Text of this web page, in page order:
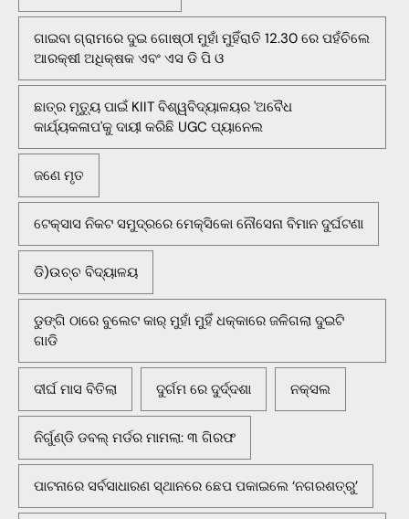
ଗାଇବା ଗ୍ରାମରେ ଦୁଇ ଗୋଷ୍ଠୀ ମୁହାଁ ମୁହିଁରାତି 12.30 ରେ ପହଁଚିଲେ
ଆରକ୍ଷୀ ଅଧିକ୍ଷକ ଏବଂ ଏସ ଡି ପି ଓ
ଛାତ୍ର ମୃତ୍ୟୁ ପାଇଁ KIIT ବିଶ୍ୱବିଦ୍ୟାଳୟର 'ଅବୈଧ
କାର୍ଯ୍ୟକଳାପ'କୁ ଦାୟୀ କରିଛି UGC ପ୍ୟାନେଲ
ଜଣେ ମୃତ
ଟେକ୍ସାସ ନିକଟ ସମୁଦ୍ରରେ ମେକ୍ସିକୋ ନୌସେନା ବିମାନ ଦୁର୍ଘଟଣା
ଡି)ଉଚ୍ଚ ବିଦ୍ୟାଳୟ
ଡୁଙ୍ଗି ଠାରେ ବୁଲେଟ କାର୍ ମୁହାଁ ମୁହିଁ ଧକ୍କାରେ ଜଳିଗଲା ଦୁଇଟି
ଗାଡି
ଦୀର୍ଘ ମାସ ବିତିଲା ଦୁର୍ଗମ ରେ ଦୁର୍ଦ୍ଦଶା ନକ୍ସଲ
ନିର୍ଗୁଣ୍ଡି ଡବଲ୍ ମର୍ଡର ମାମଲା: ୩ ଗିରଫ
ପାଟନାରେ ସର୍ବସାଧାରଣ ସ୍ଥାନରେ ଛେପ ପକାଇଲେ ‘ନଗରଶତ୍ରୁ’